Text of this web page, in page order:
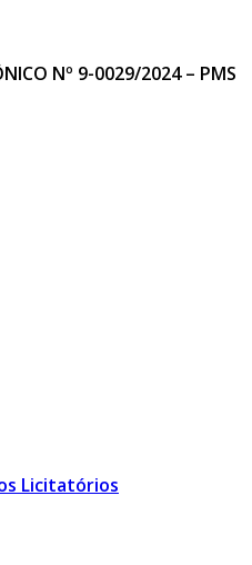
Nº 9-0029/2024 – PMS
Licitatórios